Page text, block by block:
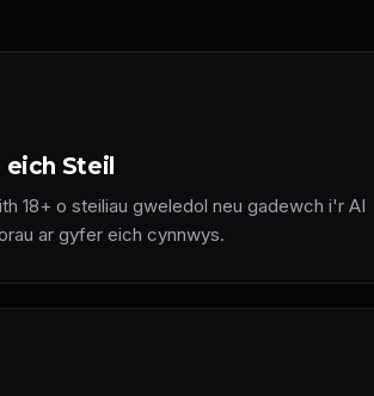
Steil
18+ o steiliau gweledol neu gadewch i'r AI
ar gyfer eich cynnwys.